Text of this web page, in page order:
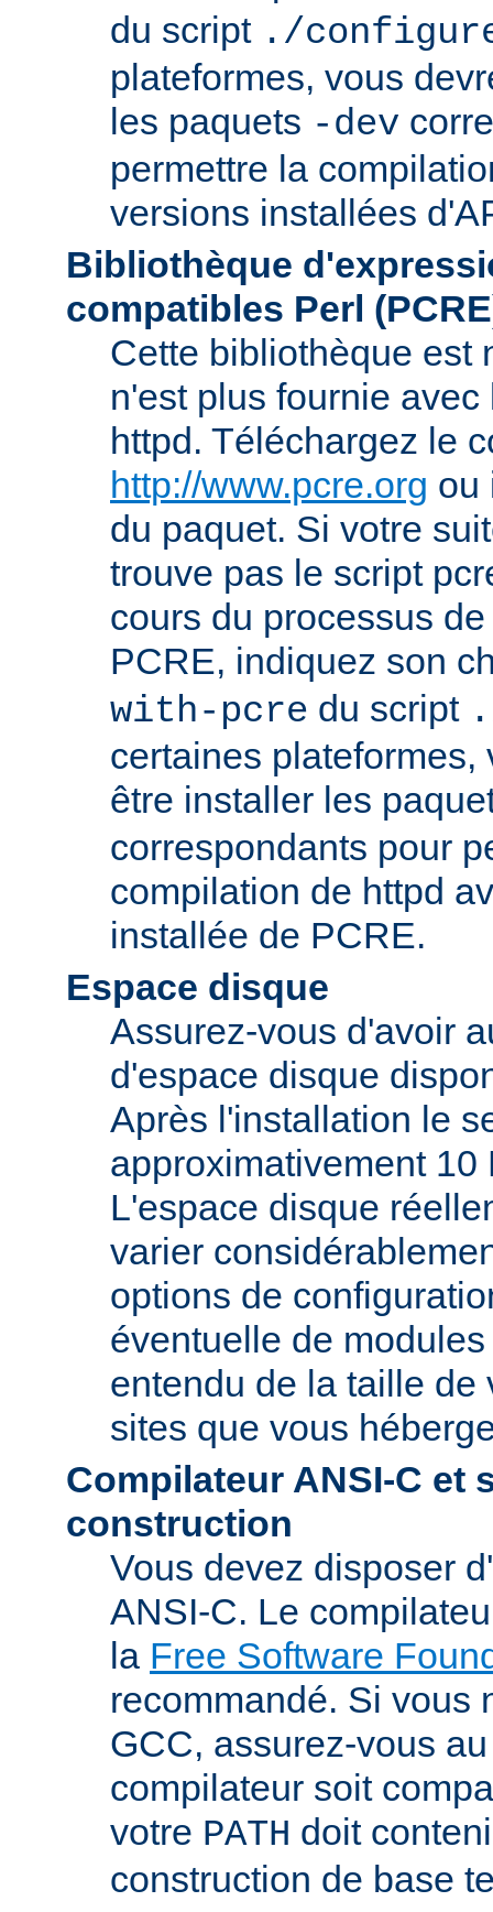
du script ./
plateformes, vous
les paquets -dev
permettre la
versions installées
Bibliothèque
compatibles Perl
Cette bibliothèque est
n'est plus fournie
httpd. Téléchargez le
http://www.pcre.org ou
du paquet. Si votre
trouve pas le script
cours du processus
PCRE, indiquez son
with-pcre du script
certaines plateformes,
être installer les
correspondants pour
compilation de httpd
installée de PCRE.
Espace disque
Assurez-vous d'avoir
d'espace disque
Après l'installation le
approximativement
L'espace disque
varier
options de
éventuelle de
entendu de la taille de
sites que vous
Compilateur ANSI-C et
construction
Vous devez disposer
ANSI-C. Le
la Free Software
recommandé. Si vous
GCC, assurez-vous
compilateur soit
votre PATH doit
construction de base